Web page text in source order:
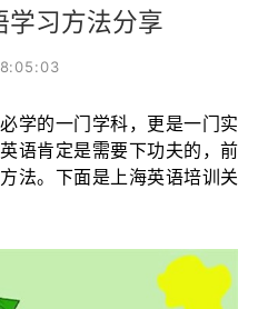
学习方法分享
学的一门学科，更是一门实
语肯定是需要下功夫的，前
法。下面是上海英语培训关